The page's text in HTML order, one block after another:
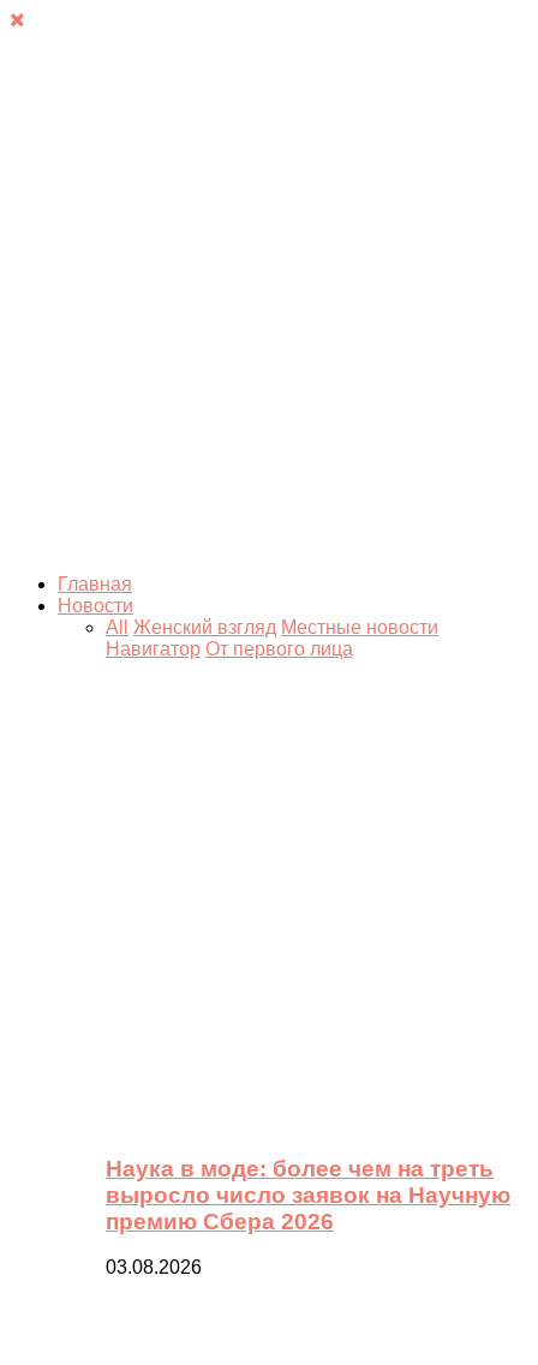
Главная
Новости
All
Женский взгляд Местные новости
Навигатор От первого лица
Наука в моде: более чем на треть
выросло число заявок на Научную
премию Сбера 2026
03.08.2026